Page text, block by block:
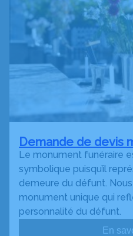
Demande de devis
Le monument funéraire
symbolique puisqu’il
demeure du défunt.
monument unique qui
personnalité du défunt.
En